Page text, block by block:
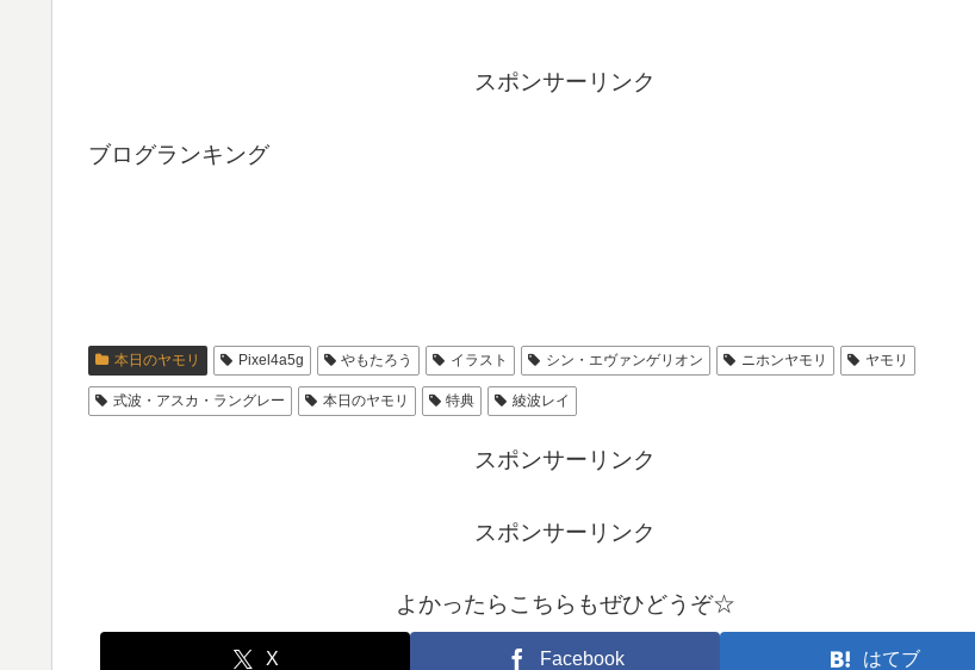
スポンサーリンク
ブログランキング
本日のヤモリ Pixel4a5g やもたろう イラスト シン・エヴァンゲリオン ニホンヤモリ ヤモリ
式波・アスカ・ラングレー 本日のヤモリ 特典 綾波レイ
スポンサーリンク
スポンサーリンク
よかったらこちらもぜひどうぞ☆
X Facebook はてブ